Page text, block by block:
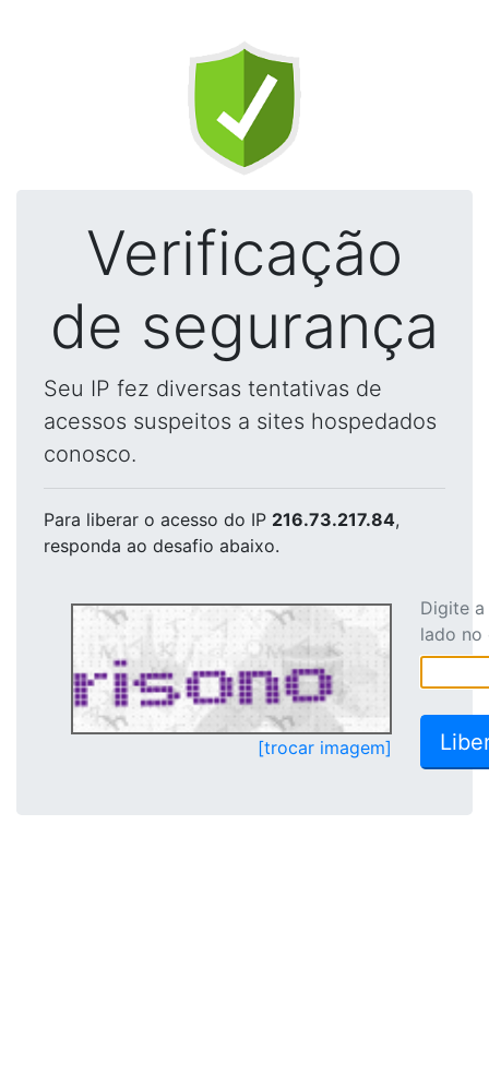
Verificação
de segurança
Seu IP fez diversas tentativas de
acessos suspeitos a sites hospedados
conosco.
Para liberar o acesso do IP 216.73.217.84,
responda ao desafio abaixo.
[trocar imagem]
Digite
lado no